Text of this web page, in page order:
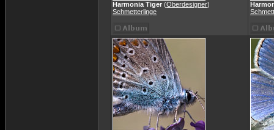
Harmonia Tiger (Oberdesigner)
Schmetterlinge